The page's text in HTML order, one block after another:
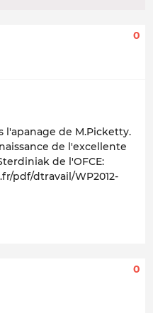
0
l'apanage de M.Picketty.
de l'excellente
de l'OFCE:
pdf/dtravail/WP2012-
0